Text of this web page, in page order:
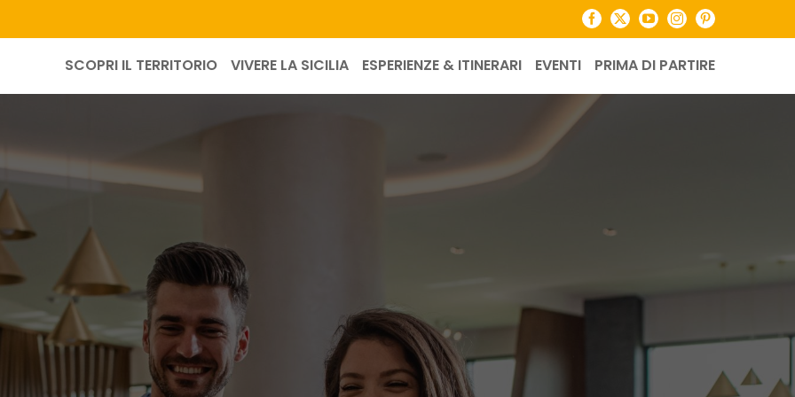
Facebook
X YouTubeInstagramPinterest
SCOPRI IL TERRITORIO VIVERE LA SICILIA ESPERIENZE & ITINERARI EVENTI PRIMA DI PARTIRE